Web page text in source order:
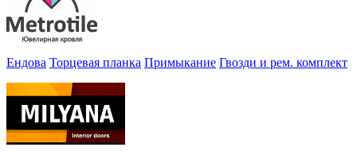
Ендова Торцевая планка Примыкание Гвозди и рем. комплект